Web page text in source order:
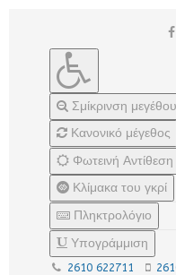
Σμίκρινση
Κανονικό μέγεθος
Φωτεινή Αντίθεση
Κλίμακα του γκρί
Πληκτρολόγιο
Υπογράμμιση
2610 622711